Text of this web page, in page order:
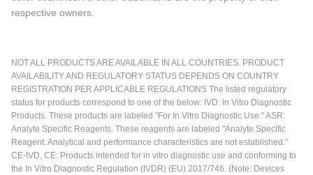
respective owners.
NOT ALL PRODUCTS ARE AVAILABLE IN ALL COUNTRIES. PRODUCT
AVAILABILITY AND REGULATORY STATUS DEPENDS ON COUNTRY
REGISTRATION PER APPLICABLE REGULATIONS The listed regulatory
status for products correspond to one of the below: IVD: In Vitro Diagnostic
Products. These products are labeled "For In Vitro Diagnostic Use." ASR:
Analyte Specific Reagents. These reagents are labeled "Analyte Specific
Reagent. Analytical and performance characteristics are not established."
CE-IVD, CE: Products intended for in vitro diagnostic use and conforming to
the In Vitro Diagnostic Regulation (IVDR) (EU) 2017/746. (Note: Devices